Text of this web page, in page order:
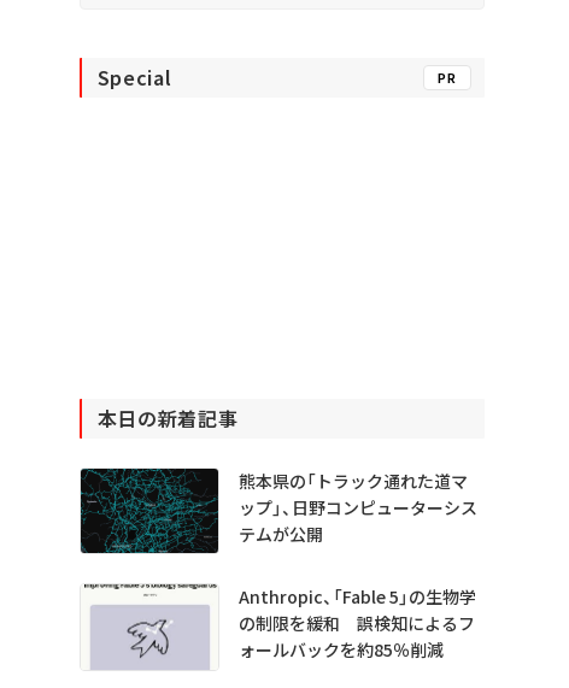
Special PR
本日の新着記事
熊本県の「トラック通れた道マ
ップ」、日野コンピューターシス
テムが公開
Anthropic、「Fable 5」の生物学
の制限を緩和 誤検知によるフ
ォールバックを約85％削減